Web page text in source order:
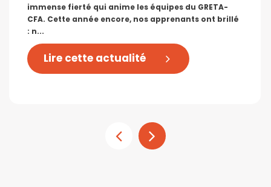
immense fierté qui anime les équipes du GRETA-
CFA. Cette année encore, nos apprenants ont brillé
: n...
Lire cette actualité